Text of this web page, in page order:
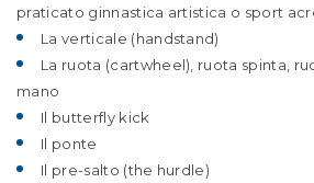
praticato ginnastica artistica o sport
La verticale (handstand)
La ruota (cartwheel), ruota spinta,
mano
Il butterfly kick
Il ponte
Il pre-salto (the hurdle)